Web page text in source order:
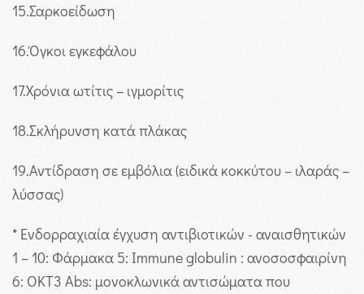
15.Σαρκοείδωση
16.Όγκοι εγκεφάλου
17.Χρόνια ωτίτις – ιγμορίτις
18.Σκλήρυνση κατά πλάκας
19.Αντίδραση σε εμβόλια (ειδικά κοκκύτου – ιλαράς –
λύσσας)
* Ενδορραχιαία έγχυση αντιβιοτικών - αναισθητικών
1 – 10: Φάρμακα 5: Immune globulin : ανοσοσφαιρίνη
6: ΟΚΤ3 Abs: μονοκλωνικά αντισώματα που